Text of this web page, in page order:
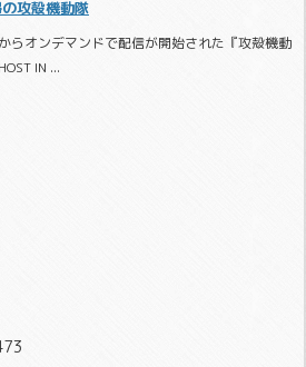
攻殻機動隊
らオンデマンドで配信が開始された『攻殻機動
IN ...